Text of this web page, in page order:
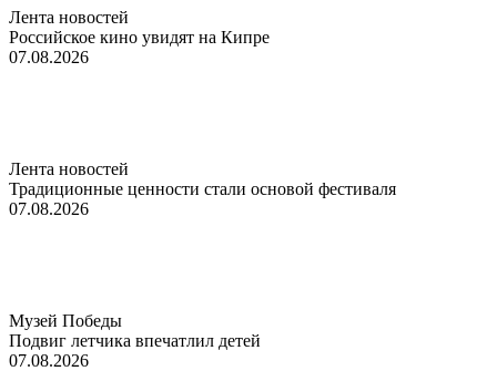
Лента новостей
Российское кино увидят на Кипре
07.08.2026
Лента новостей
Традиционные ценности стали основой фестиваля
07.08.2026
Музей Победы
Подвиг летчика впечатлил детей
07.08.2026